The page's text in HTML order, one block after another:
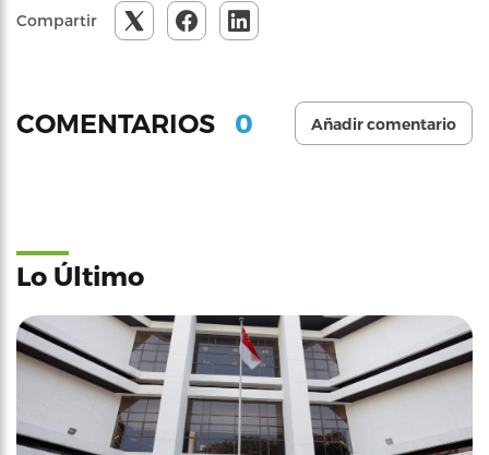
Compartir
COMENTARIOS 0 Añadir comentario
Lo Último